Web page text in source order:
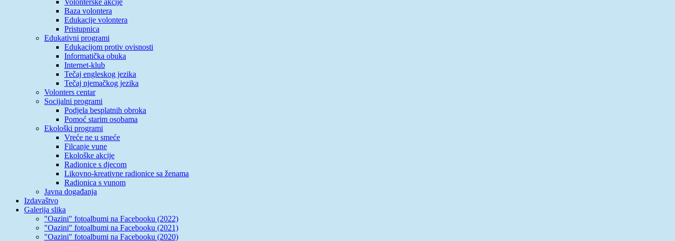
Baza volontera
Edukacije volontera
Pristupnica
Edukativni programi
Edukacijom protiv ovisnosti
Informatička obuka
Internet-klub
Tečaj engleskog jezika
Tečaj njemačkog jezika
Volonters centar
Socijalni programi
Podjela besplatnih obroka
Pomoć starim osobama
Ekološki programi
Vreće ne u smeće
Filcanje vune
Ekološke akcije
Radionice s djecom
Likovno-kreativne radionice sa ženama
Radionica s vunom
Javna događanja
Izdavaštvo
Galerija slika
"Oazini" fotoalbumi na Facebooku (2022)
"Oazini" fotoalbumi na Facebooku (2021)
"Oazini" fotoalbumi na Facebooku (2020)